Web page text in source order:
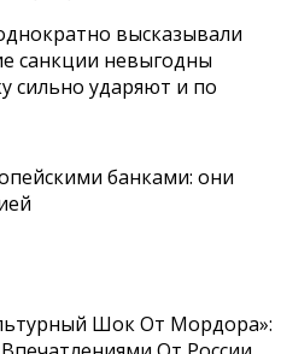
высказывали
санкции невыгодны
сильно ударяют и по
Шок От Мордора»: